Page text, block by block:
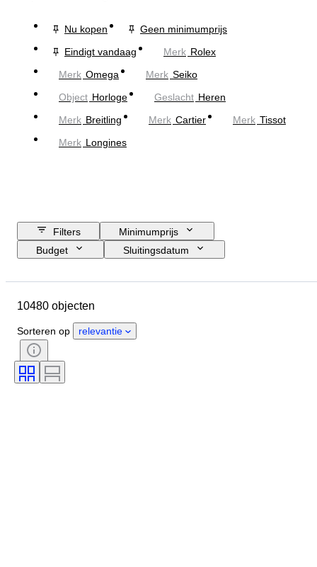
Nu kopen
Geen minimumprijs
Eindigt vandaag
Merk Rolex
Merk Omega Merk Seiko
Object Horloge Geslacht Heren
Merk Breitling Merk Cartier Merk Tissot
Merk Longines
Filters
Minimumprijs
Budget
Sluitingsdatum
Land van herkomst
Geslacht
Conditie
Certificaat
Oplage
Horloge uurwerk
10480 objecten
Sorteren op relevantie